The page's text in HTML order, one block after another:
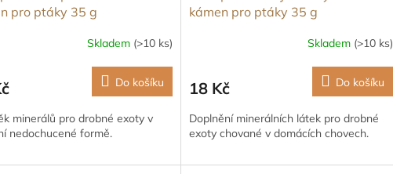
pro ptáky 35 g
Skladem (>10 ks)
Do košíku
minerálů pro drobné exoty v
nedochucené formě.
kámen pro ptáky 35 g
Skladem (>10 ks)
18 Kč Do košíku
Doplnění minerálních látek pro drobné
exoty chované v domácích chovech.